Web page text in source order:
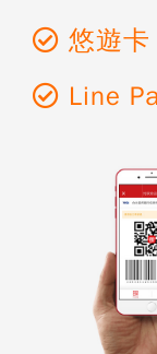
悠遊卡
Line